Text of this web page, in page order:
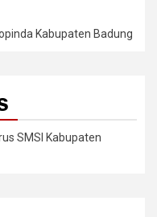
Kabupaten Badung
SMSI Kabupaten